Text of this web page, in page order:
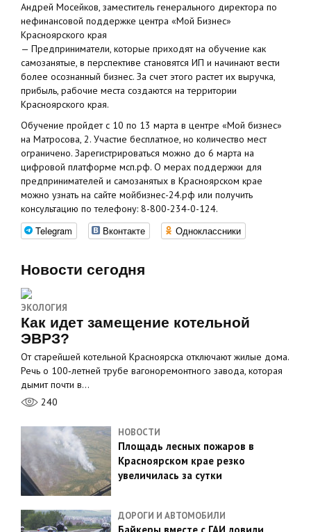
Андрей Мосейков, заместитель генерального директора по
нефинансовой поддержке центра «Мой Бизнес»
Красноярского края
— Предприниматели, которые приходят на обучение как
самозанятые, в перспективе становятся ИП и начинают вести
более осознанный бизнес. За счет этого растет их выручка,
прибыль, рабочие места создаются на территории
Красноярского края.
Обучение пройдет с 10 по 13 марта в центре «Мой бизнес»
на Матросова, 2. Участие бесплатное, но количество мест
ограничено. Зарегистрироваться можно до 6 марта на
цифровой платформе мсп.рф. О мерах поддержки для
предпринимателей и самозанятых в Красноярском крае
можно узнать на сайте мойбизнес-24.рф или получить
консультацию по телефону: 8-800-234-0-124.
Telegram Вконтакте Одноклассники
Новости сегодня
ЭКОЛОГИЯ
Как идет замещение котельной
ЭВРЗ?
От старейшей котельной Красноярска отключают жилые дома.
Речь о 100‑летней трубе вагоноремонтного завода, которая
дымит почти в…
240
НОВОСТИ
Площадь лесных пожаров в
Красноярском крае резко
увеличилась за сутки
ДОРОГИ И АВТОМОБИЛИ